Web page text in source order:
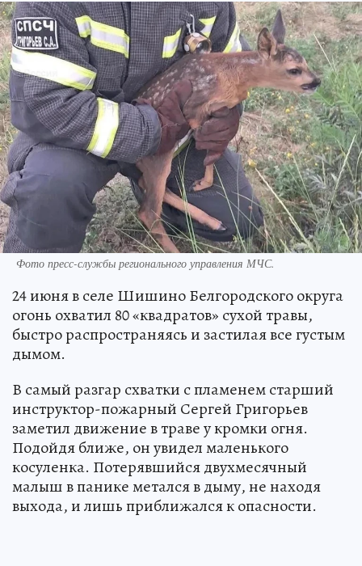
Фото пресс-службы регионального управления МЧС.
24 июня в селе Шишино Белгородского округа
огонь охватил 80 «квадратов» сухой травы,
быстро распространяясь и застилая все густым
дымом.
В самый разгар схватки с пламенем старший
инструктор-пожарный Сергей Григорьев
заметил движение в траве у кромки огня.
Подойдя ближе, он увидел маленького
косуленка. Потерявшийся двухмесячный
малыш в панике метался в дыму, не находя
выхода, и лишь приближался к опасности.